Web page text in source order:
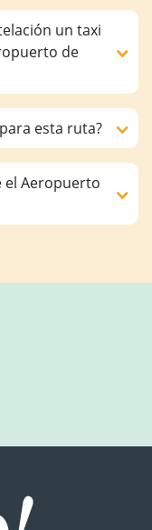
un taxi
de
esta ruta?
el Aeropuerto